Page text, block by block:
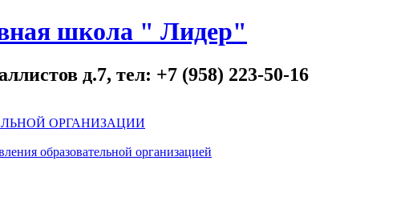
школа " Лидер"
д.7, тел: +7 (958) 223-50-16
ОРГАНИЗАЦИИ
образовательной организацией